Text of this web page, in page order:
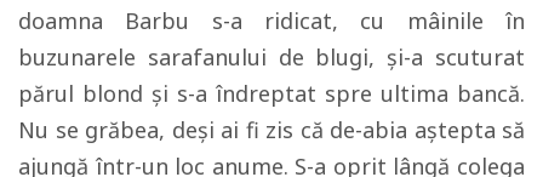
doamna Barbu s-a ridicat, cu mâinile în
buzunarele sarafanului de blugi, şi-a scuturat
părul blond şi s-a îndreptat spre ultima bancă.
Nu se grăbea, deşi ai fi zis că de-abia aştepta să
ajungă într-un loc anume. S-a oprit lângă colega